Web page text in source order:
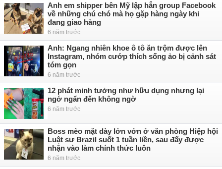
Anh em shipper bên Mỹ lập hẳn group Facebook
về những chú chó mà họ gặp hàng ngày khi
đang giao hàng
6 năm trước
Anh: Ngang nhiên khoe ô tô ăn trộm được lên
Instagram, nhóm cướp thích sống ảo bị cảnh sát
tóm gọn
6 năm trước
12 phát minh tưởng như hữu dụng nhưng lại
ngớ ngẩn đến không ngờ
6 năm trước
Boss mèo mặt dày lởn vởn ở văn phòng Hiệp hội
Luật sư Brazil suốt 1 tuần liền, sau đấy được
nhận vào làm chính thức luôn
6 năm trước